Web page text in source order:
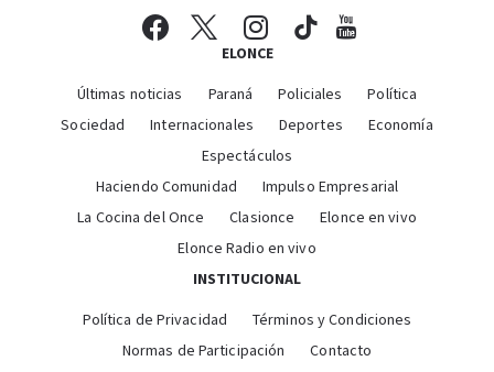
ELONCE
Últimas noticias Paraná Policiales
Política
Sociedad
Internacionales Deportes
Economía
Espectáculos
Haciendo Comunidad
Impulso Empresarial
La Cocina del Once
Clasionce
Elonce en vivo
Elonce Radio en vivo
INSTITUCIONAL
Política de Privacidad
Términos y Condiciones
Normas de Participación
Contacto